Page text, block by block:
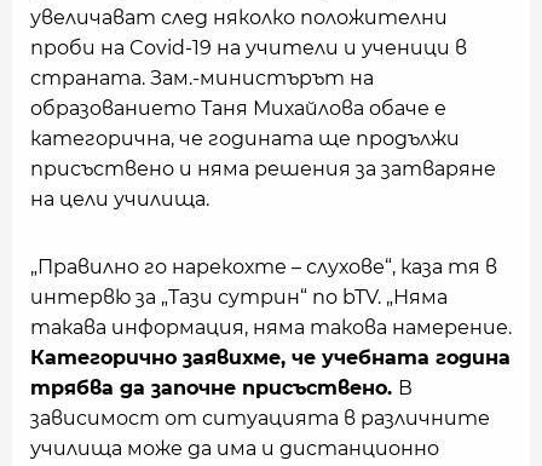
увеличават след няколко положителни
проби на Covid-19 на учители и ученици в
страната. Зам.-министърът на
образованието Таня Михайлова обаче е
категорична, че годината ще продължи
присъствено и няма решения за затваряне
на цели училища.
„Правилно го нарекохте – слухове“, каза тя в
интервю за „Тази сутрин“ по bTV. „Няма
такава информация, няма такова намерение.
Категорично заявихме, че учебната година
трябва да започне присъствено. В
зависимост от ситуацията в различните
училища може да има и дистанционно